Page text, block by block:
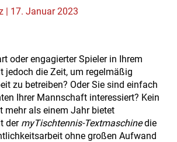
| 17. Januar 2023
oder engagierter Spieler in Ihrem
jedoch die Zeit, um regelmäßig
zu betreiben? Oder Sie sind einfach
Ihrer Mannschaft interessiert? Kein
mehr als einem Jahr bietet
der myTischtennis-Textmaschinedie
ohne großen Aufwand